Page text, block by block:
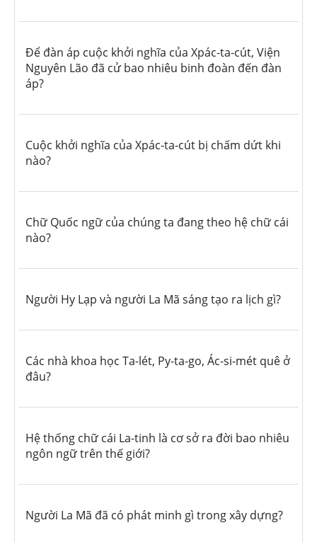
Để đàn áp cuộc khởi nghĩa của Xpác-ta-cút, Viện
Nguyên Lão đã cử bao nhiêu binh đoàn đến đàn
áp?
Cuộc khởi nghĩa của Xpác-ta-cút bị chấm dứt khi
nào?
Chữ Quốc ngữ của chúng ta đang theo hệ chữ cái
nào?
Người Hy Lạp và người La Mã sáng tạo ra lịch gì?
Các nhà khoa học Ta-lét, Py-ta-go, Ác-si-mét quê ở
đâu?
Hệ thống chữ cái La-tinh là cơ sở ra đời bao nhiêu
ngôn ngữ trên thế giới?
Người La Mã đã có phát minh gì trong xây dựng?